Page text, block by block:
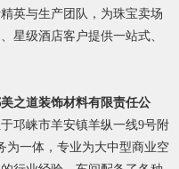
英与生产团队，为珠宝卖场
星级酒店客户提供一站式、
之道装饰材料有限责任公
邛崃市羊安镇羊纵一线9号附
为一体，专业为大中型商业空